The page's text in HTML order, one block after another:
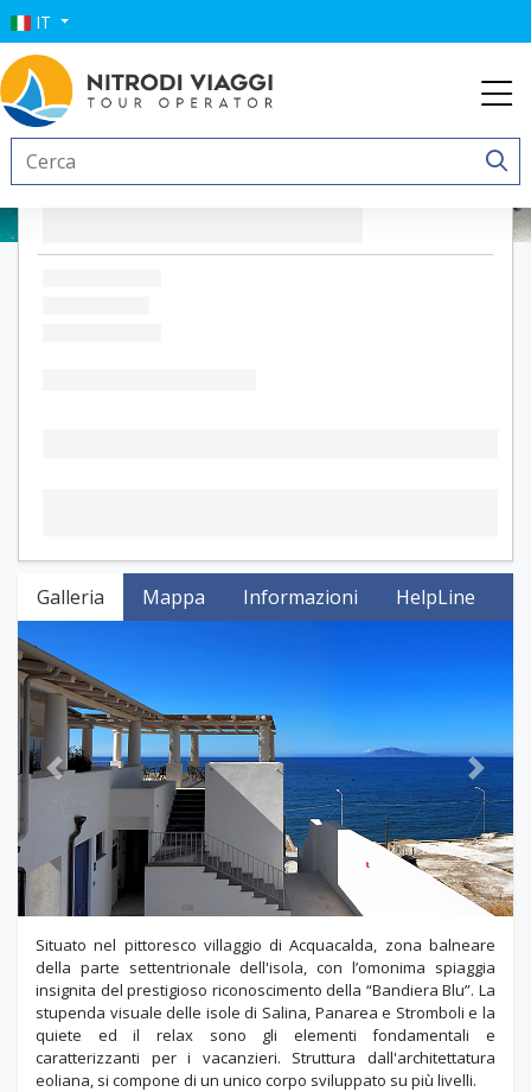
IT
Galleria Mappa Informazioni HelpLine
Previous Next
Situato nel pittoresco villaggio di Acquacalda, zona balneare
della parte settentrionale dell'isola, con l’omonima spiaggia
insignita del prestigioso riconoscimento della “Bandiera Blu”. La
stupenda visuale delle isole di Salina, Panarea e Stromboli e la
quiete ed il relax sono gli elementi fondamentali e
caratterizzanti per i vacanzieri. Struttura dall'architettatura
eoliana, si compone di un unico corpo sviluppato su più livelli.